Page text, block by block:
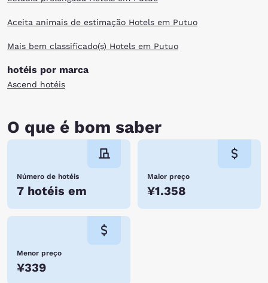
Aceita animais de estimação Hotels em Putuo
Mais bem classificado(s) Hotels em Putuo
hotéis por marca
Ascend hotéis
O que é bom saber
Número de hotéis
7 hotéis em
Maior preço
¥1.358
Menor preço
¥339